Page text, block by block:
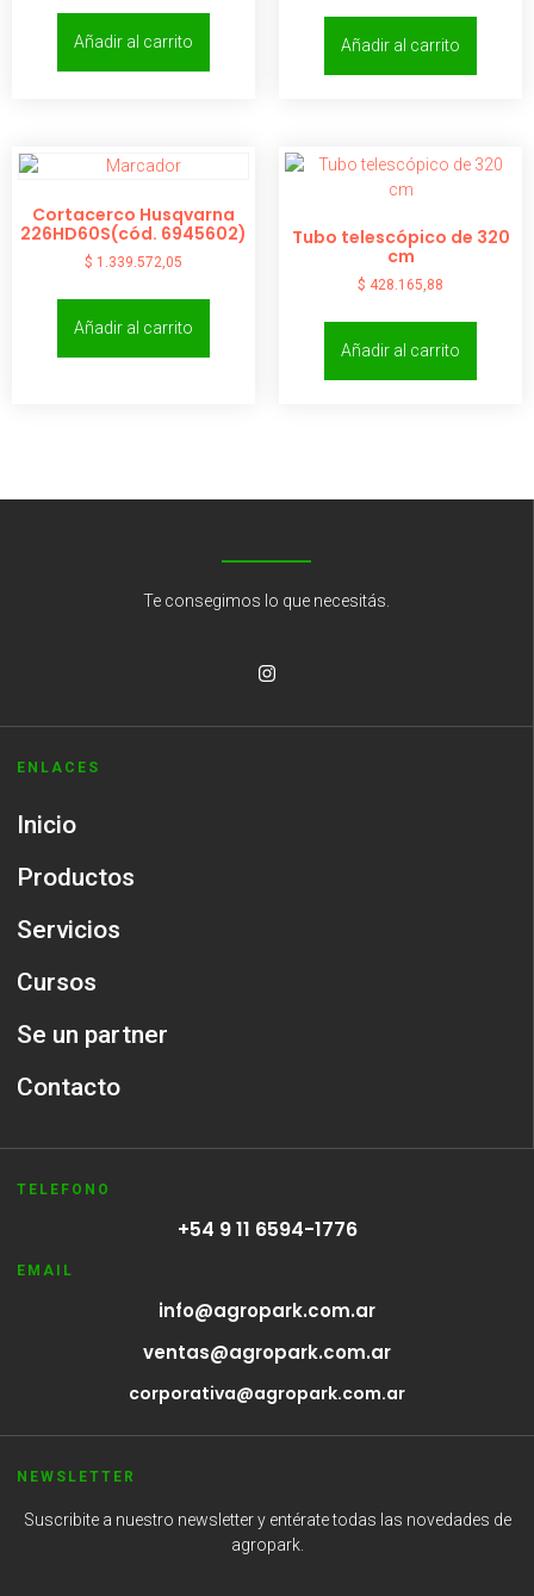
Añadir al carrito Añadir al carrito
Cortacerco Husqvarna
226HD60S(cód. 6945602)
$ 1.339.572,05
Añadir al carrito
Tubo telescópico de 320
cm
$ 428.165,88
Añadir al carrito
Te consegimos lo que necesitás.
ENLACES
Inicio
Productos
Servicios
Cursos
Se un partner
Contacto
TELEFONO
+54 9 11 6594-1776
EMAIL
info@agropark.com.ar
ventas@agropark.com.ar
corporativa@agropark.com.ar
NEWSLETTER
Suscribite a nuestro newsletter y entérate todas las novedades de
agropark.